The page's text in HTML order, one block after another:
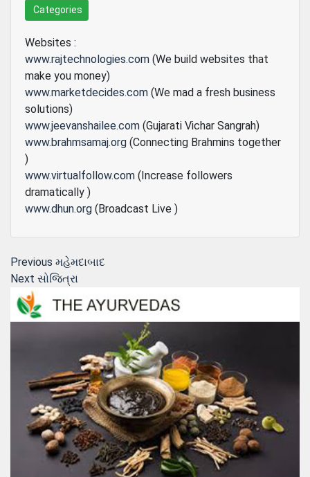
Categories
Websites :
www.rajtechnologies.com (We build websites that
make you money)
www.marketdecides.com (We mad a fresh business
solutions)
www.jeevanshailee.com (Gujarati Vichar Sangrah)
www.brahmsamaj.org (Connecting Brahmins together
)
www.virtualfollow.com (Increase followers
dramatically )
www.dhun.org (Broadcast Live )
Post
navigation
Previous Previous
post:
મહેમદાબાદ
Next Next
સોજિત્રા